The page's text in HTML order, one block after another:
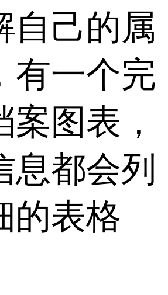
自己的属
有一个完
案图表，
息都会列
的表格